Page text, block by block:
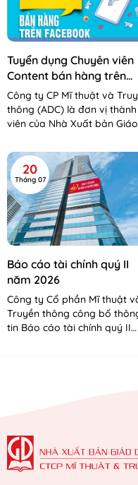
Tuyển dụng Chuyên viên
Content bán hàng trên
Facebook
Công ty CP Mĩ thuật và
thông (ADC) là đơn vị thành
viên của Nhà Xuất bản Giáo
Đào tạo. Công...
20
Tháng 07
Báo cáo tài chính quý II
năm 2026
Công ty Cổ phần Mĩ thuật
Truyền thông công bố
tin Báo cáo tài chính quý II